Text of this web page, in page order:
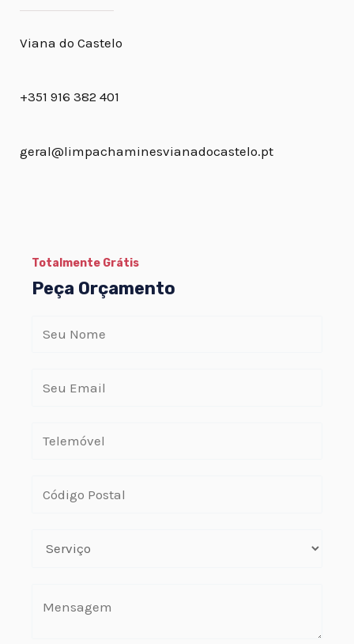
Viana do Castelo
+351 916 382 401
geral@limpachaminesvianadocastelo.pt
Totalmente Grátis
Peça Orçamento